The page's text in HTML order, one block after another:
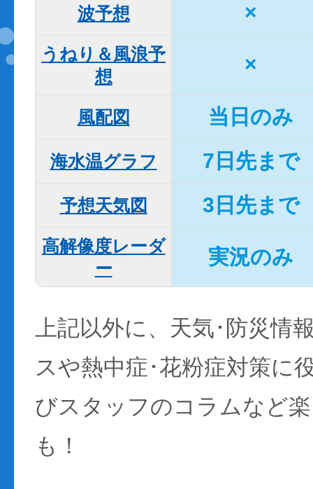
波予想 ×
うねり＆風浪予
想
×
風配図 当日のみ
海水温グラフ 7日先まで
予想天気図 3日先まで
高解像度レーダ
ー
実況のみ
上記以外に、天気･防災情
スや熱中症･花粉症対策に
びスタッフのコラムなど
も！